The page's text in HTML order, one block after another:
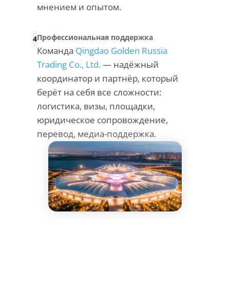
мнением и опытом.
4Профессиональная поддержка
Команда Qingdao Golden Russia
Trading Co., Ltd.— надёжный
координатор и партнёр, который
берёт на себя все сложности:
логистика, визы, площадки,
юридическое сопровождение,
перевод, медиа-поддержка.